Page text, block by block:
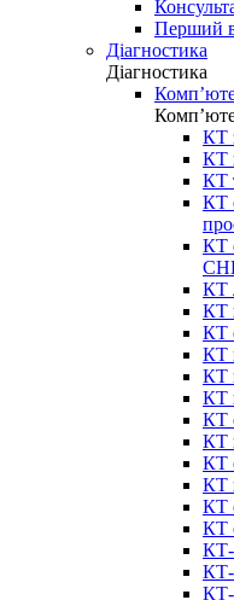
Перший
Діагностика
Діагностика
КТ
КТ
КТ
КТ
КТ
КТ
КТ
КТ
КТ
КТ
КТ
КТ
КТ
КТ
КТ
КТ
КТ
КТ-
КТ-
КТ-